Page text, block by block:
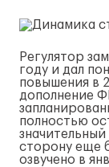
Регулятор
году и дал
повышения в
дополнение
полностью
сторону еще
озвучено в